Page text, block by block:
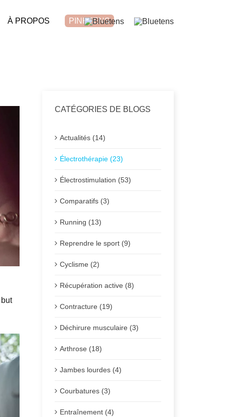
À PROPOS PINKTENS
CATÉGORIES DE BLOGS
Actualités (14)
Électrothérapie (23)
Électrostimulation (53)
Comparatifs (3)
Running (13)
Reprendre le sport (9)
Cyclisme (2)
Récupération active (8)
Contracture (19)
Déchirure musculaire (3)
Arthrose (18)
Jambes lourdes (4)
Courbatures (3)
Entraînement (4)